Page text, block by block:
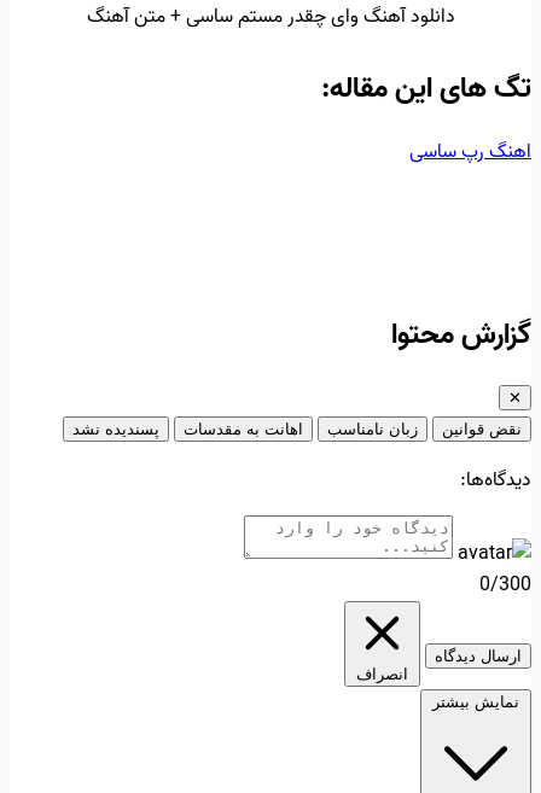
دانلود آهنگ وای چقدر مستم ساسی + متن آهنگ
تگ‌ های این مقاله:
اهنگ رپساسی
گزارش محتوا
✕
نقض قوانین
زبان نامناسب اهانت به مقدسات پسندیده نشد
دیدگاه‌ها:
0/300
ارسال دیدگاه
انصراف
نمایش بیشتر